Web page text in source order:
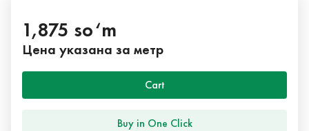
1,875 so‘m
Цена указана за метр
Cart
Buy in One Click